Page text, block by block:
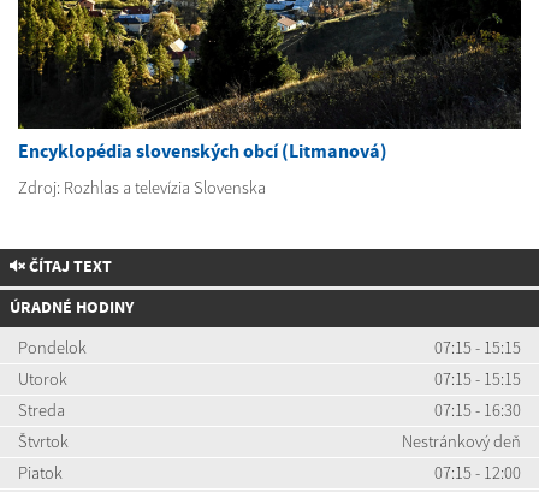
Encyklopédia slovenských obcí (Litmanová)
Zdroj: Rozhlas a televízia Slovenska
ČÍTAJ TEXT
ÚRADNÉ HODINY
Pondelok
07:15 - 15:15
Utorok
07:15 - 15:15
Streda
07:15 - 16:30
Štvrtok
Nestránkový deň
Piatok
07:15 - 12:00